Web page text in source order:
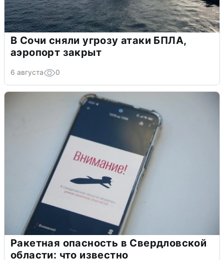
В Сочи сняли угрозу атаки БПЛА,
аэропорт закрыт
6 августа 0
Ракетная опасность в Свердловской
области: что известно